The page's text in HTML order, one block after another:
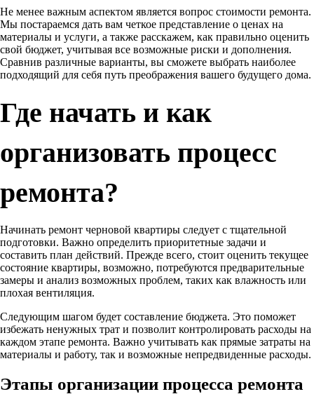
Не менее важным аспектом является вопрос стоимости ремонта.
Мы постараемся дать вам четкое представление о ценах на
материалы и услуги, а также расскажем, как правильно оценить
свой бюджет, учитывая все возможные риски и дополнения.
Сравнив различные варианты, вы сможете выбрать наиболее
подходящий для себя путь преображения вашего будущего дома.
Где начать и как
организовать процесс
ремонта?
Начинать ремонт черновой квартиры следует с тщательной
подготовки. Важно определить приоритетные задачи и
составить план действий. Прежде всего, стоит оценить текущее
состояние квартиры, возможно, потребуются предварительные
замеры и анализ возможных проблем, таких как влажность или
плохая вентиляция.
Следующим шагом будет составление бюджета. Это поможет
избежать ненужных трат и позволит контролировать расходы на
каждом этапе ремонта. Важно учитывать как прямые затраты на
материалы и работу, так и возможные непредвиденные расходы.
Этапы организации процесса ремонта